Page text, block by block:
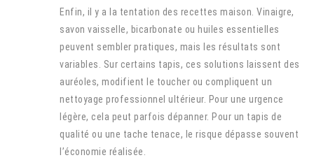
Enfin, il y a la tentation des recettes maison. Vinaigre,
savon vaisselle, bicarbonate ou huiles essentielles
peuvent sembler pratiques, mais les résultats sont
variables. Sur certains tapis, ces solutions laissent des
auréoles, modifient le toucher ou compliquent un
nettoyage professionnel ultérieur. Pour une urgence
légère, cela peut parfois dépanner. Pour un tapis de
qualité ou une tache tenace, le risque dépasse souvent
l’économie réalisée.